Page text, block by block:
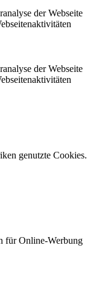
der Webseite
der Webseite
genutzte Cookies.
für Online-Werbung